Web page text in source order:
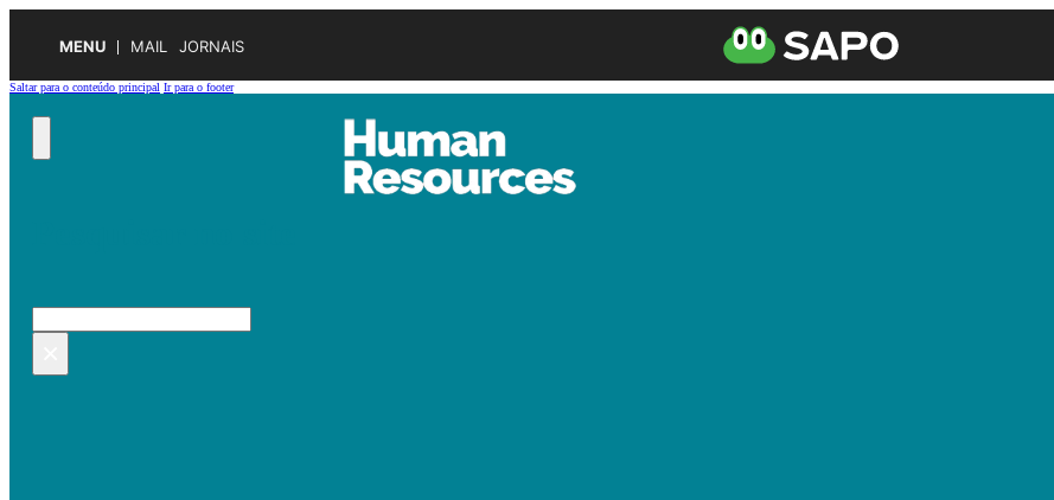
MENU MAIL JORNAIS
Saltar para o conteúdo principal Ir para o footer
Pesquisar